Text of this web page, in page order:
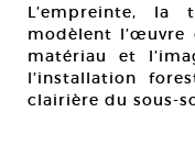
L’empreinte, la
modèlent l’œuvre
matériau et
l’installation
clairière du sous-